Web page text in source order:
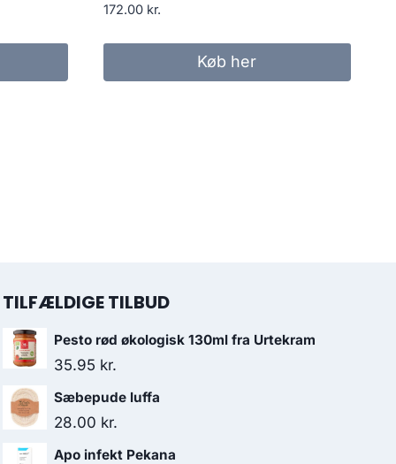
172.00 kr.
Køb her
TILFÆLDIGE TILBUD
Pesto rød økologisk 130ml fra Urtekram
35.95 kr.
Sæbepude luffa
28.00 kr.
Apo infekt Pekana